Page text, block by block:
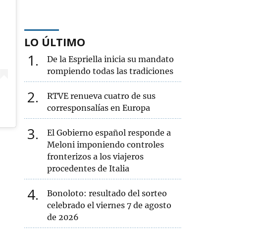
LO ÚLTIMO
1
De la Espriella inicia su mandato
rompiendo todas las tradiciones
2
RTVE renueva cuatro de sus
corresponsalías en Europa
3
El Gobierno español responde a
Meloni imponiendo controles
fronterizos a los viajeros
procedentes de Italia
4
Bonoloto: resultado del sorteo
celebrado el viernes 7 de agosto
de 2026